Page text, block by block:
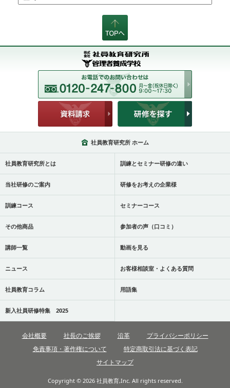
社員教育研究所 ホーム
社員教育研究所とは 訓練とセミナー研修の違い
当社研修のご案内 研修をお考えの企業様
訓練コース セミナーコース
その他商品 参加者の声（口コミ）
講師一覧 動画を見る
ニュース お客様相談室・よくある質問
社員教育コラム 用語集
新入社員研修特集 2025
会社概要 社長のご挨拶 沿革
プライバシーポリシー
免責事項・著作権について
特定商取引法に基づく表記
サイトマップ
Copyright © 2026 社員教育,Inc. All rights reserved.